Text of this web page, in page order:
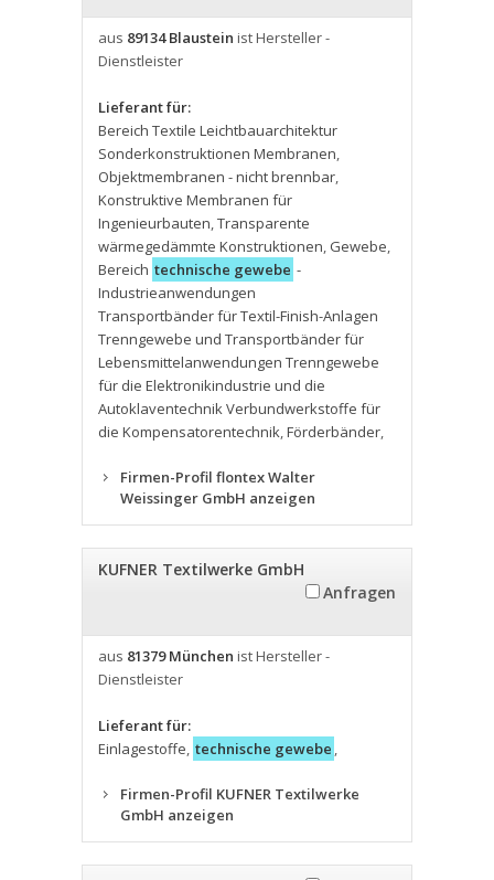
aus 89134 Blaustein ist Hersteller -
Dienstleister
Lieferant für:
Bereich Textile Leichtbauarchitektur
Sonderkonstruktionen Membranen,
Objektmembranen - nicht brennbar,
Konstruktive Membranen für
Ingenieurbauten,Transparente
wärmegedämmte Konstruktionen, Gewebe,
Bereich technische gewebe -
Industrieanwendungen
Transportbänder für Textil-Finish-Anlagen
Trenngewebe und Transportbänder für
Lebensmittelanwendungen Trenngewebe
für die Elektronikindustrie und die
Autoklaventechnik Verbundwerkstoffe für
die Kompensatorentechnik,Förderbänder,
Firmen-Profil flontex Walter
Weissinger GmbH anzeigen
KUFNER Textilwerke GmbH
Anfragen
aus 81379 München ist Hersteller -
Dienstleister
Lieferant für:
Einlagestoffe, technische gewebe ,
Firmen-Profil KUFNER Textilwerke
GmbH anzeigen